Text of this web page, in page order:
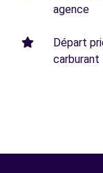
agence
Départ
carburant